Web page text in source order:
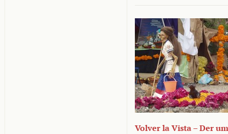
Volver la Vista – Der